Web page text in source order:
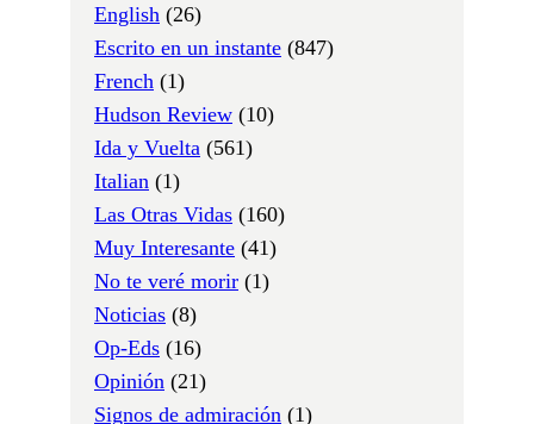
English (26)
Escrito en un instante (847)
French (1)
Hudson Review (10)
Ida y Vuelta (561)
Italian (1)
Las Otras Vidas (160)
Muy Interesante (41)
No te veré morir (1)
Noticias (8)
Op-Eds (16)
Opinión (21)
Signos de admiración (1)